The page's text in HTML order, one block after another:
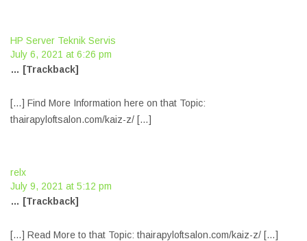
HP Server Teknik Servis
July 6, 2021 at 6:26 pm
… [Trackback]
[…] Find More Information here on that Topic:
thairapyloftsalon.com/kaiz-z/ […]
relx
July 9, 2021 at 5:12 pm
… [Trackback]
[…] Read More to that Topic: thairapyloftsalon.com/kaiz-z/ […]